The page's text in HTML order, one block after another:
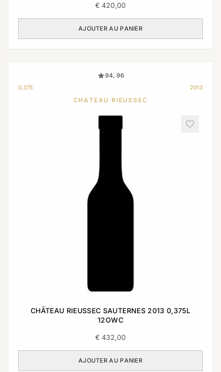
€ 420,00
AJOUTER AU PANIER
94, 96
0,375 2013
CHATEAU RIEUSSEC
CHÂTEAU RIEUSSEC SAUTERNES 2013 0,375L
12OWC
€ 432,00
AJOUTER AU PANIER